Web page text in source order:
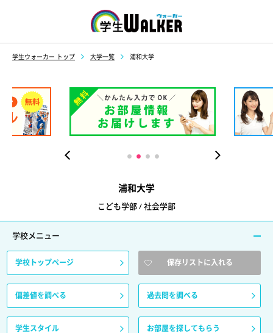
学生ウォーカー トップ 大学一覧 浦和大学
浦和大学
こども学部 / 社会学部
学校メニュー
学校トップページ 保存リストに入れる
偏差値を調べる 過去問を調べる
学生スタイル お部屋を探してもらう